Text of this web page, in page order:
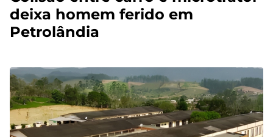
deixa homem ferido em
Petrolândia